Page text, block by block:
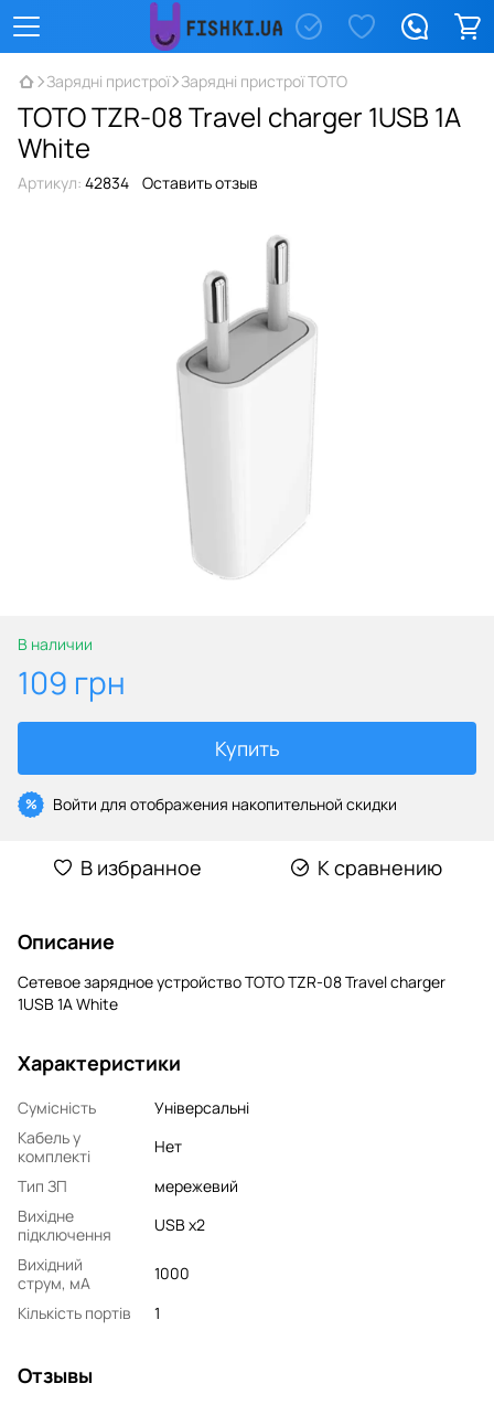
Зарядні пристрої Зарядні пристрої TOTO
TOTO TZR-08 Travel charger 1USB 1A
White
Артикул: 42834 Оставить отзыв
В наличии
109 грн
Купить
% Войти для отображения накопительной скидки
В избранное К сравнению
Описание
Сетевое зарядное устройство TOTO TZR-08 Travel charger
1USB 1A White
Характеристики
Сумісність
Універсальні
Кабель у
комплекті
Нет
Тип ЗП
мережевий
Вихідне
підключення
USB x2
Вихідний
струм, мA
1000
Кількість портів
1
Отзывы